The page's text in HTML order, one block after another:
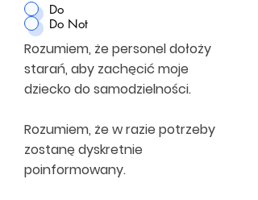
Do
Do Not
Rozumiem, że personel dołoży
starań, aby zachęcić moje
dziecko do samodzielności.
Rozumiem, że w razie potrzeby
zostanę dyskretnie
poinformowany.